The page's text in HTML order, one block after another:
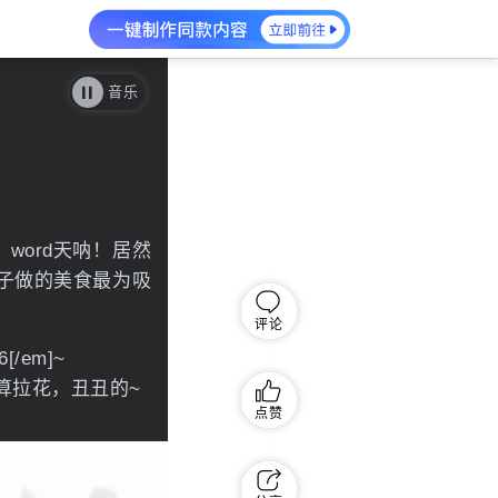
音乐
天呐！居然
做的美食最为吸
em]~
拉花，丑丑的~
评论
点赞